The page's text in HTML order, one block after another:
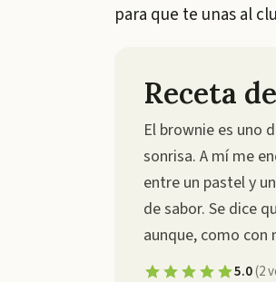
para que te unas al
Receta
El brownie es uno
sonrisa. A mí me
entre un pastel y
de sabor. Se dice
aunque, como con
5.0(2